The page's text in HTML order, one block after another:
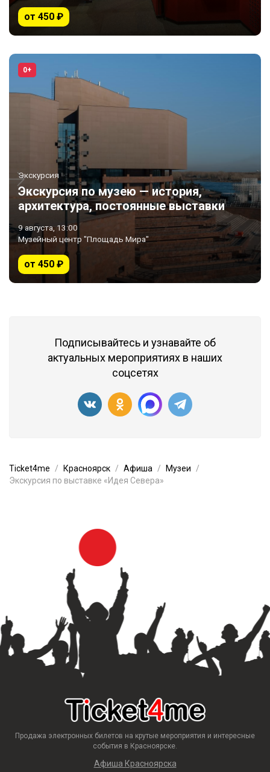
от 450 ₽
0+
Экскурсия
Экскурсия по музею — история,
архитектура, постоянные выставки
9 августа, 13:00
Музейный центр "Площадь Мира"
от 450 ₽
Подписывайтесь и узнавайте об
актуальных мероприятиях в наших
соцсетях
Ticket4me Красноярск Афиша
Музеи
Экскурсия по выставке «Идея Севера»
Продажа электронных билетов на крутые мероприятия и интересные
события в Красноярске.
Афиша Красноярска